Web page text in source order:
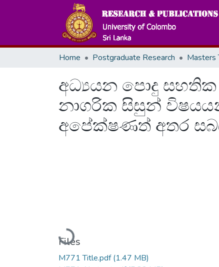
Home Postgraduate Research
අධ්‍යයන පොදු සහතික
නාගරික සිසුන්
අපේක්ෂණත් අතර
Loading...
Files
M771 Title.pdf(1.47 MB)